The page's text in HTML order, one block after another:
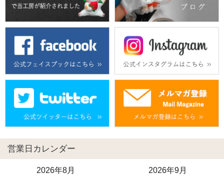
営業日カレンダー
2026年8月
2026年9月